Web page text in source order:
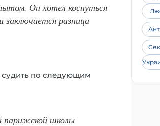
Он хотел коснуться
разница
по следующим
парижской школы